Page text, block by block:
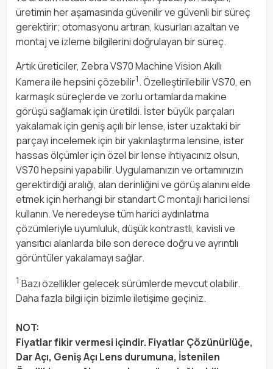
üretimin her aşamasında güvenilir ve güvenli bir süreç
gerektirir; otomasyonu artıran, kusurları azaltan ve
montaj ve izleme bilgilerini doğrulayan bir süreç.
Artık üreticiler, Zebra VS70 Machine Vision Akıllı
Kamera ile hepsini çözebilir1. Özelleştirilebilir VS70, en
karmaşık süreçlerde ve zorlu ortamlarda makine
görüşü sağlamak için üretildi. İster büyük parçaları
yakalamak için geniş açılı bir lense, ister uzaktaki bir
parçayı incelemek için bir yakınlaştırma lensine, ister
hassas ölçümler için özel bir lense ihtiyacınız olsun,
VS70 hepsini yapabilir. Uygulamanızın ve ortamınızın
gerektirdiği aralığı, alan derinliğini ve görüş alanını elde
etmek için herhangi bir standart C montajlı harici lensi
kullanın. Ve neredeyse tüm harici aydınlatma
çözümleriyle uyumluluk, düşük kontrastlı, kavisli ve
yansıtıcı alanlarda bile son derece doğru ve ayrıntılı
görüntüler yakalamayı sağlar.
1 Bazı özellikler gelecek sürümlerde mevcut olabilir.
Daha fazla bilgi için bizimle iletişime geçiniz.
NOT:
Fiyatlar fikir vermesi içindir. Fiyatlar Çözünürlüğe,
Dar Açı, Geniş Açı Lens durumuna, İstenilen